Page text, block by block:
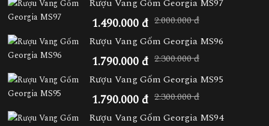
Rượu Vang Gốm Georgia MS97
1.490.000 đ 2.000.000 đ
Rượu Vang Gốm Georgia MS96
1.790.000 đ 2.300.000 đ
Rượu Vang Gốm Georgia MS95
1.790.000 đ 2.300.000 đ
Rượu Vang Gốm Georgia MS94